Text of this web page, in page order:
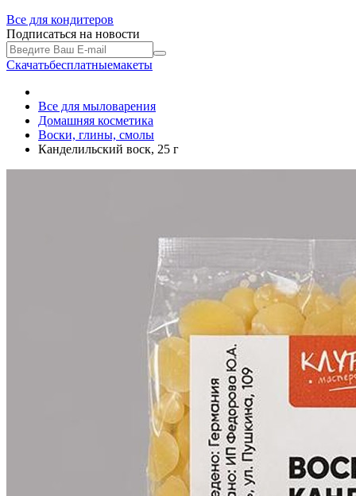
Все для кондитеров
Подписаться на новости
Скачатьбесплатныемакеты
Все для мыловарения
Домашняя косметика
Воски, глины, смолы
Канделильский воск, 25 г